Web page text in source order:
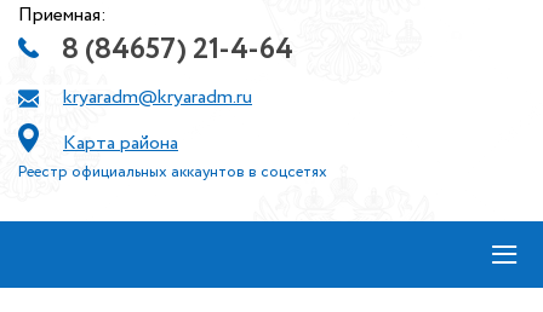
Приемная:
8 (84657) 21-4-64
kryaradm@kryaradm.ru
Карта района
Реестр официальных аккаунтов в соцсетях
≡